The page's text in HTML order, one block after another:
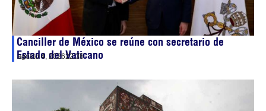
Canciller de México se reúne con secretario de
Estado del Vaticano
agosto 4, 202622:36